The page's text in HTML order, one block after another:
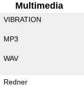
Multimedia
VIBRATION
MP3
WAV
Redner